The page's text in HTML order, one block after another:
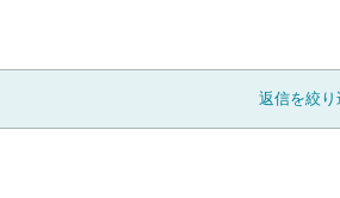
返信を絞り